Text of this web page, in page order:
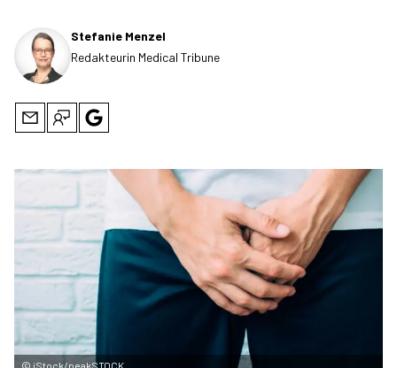
Stefanie Menzel
Redakteurin Medical Tribune
© iStock/peakSTOCK